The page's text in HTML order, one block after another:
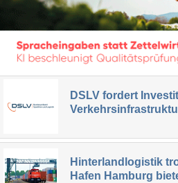
DSLV fordert
Hinterlandlogistik
Hafen Hamburg